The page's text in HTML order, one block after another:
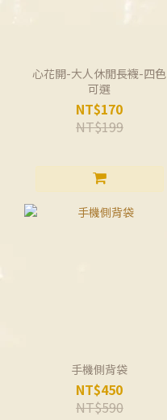
心花開-大人休閒長襪-四色
可選
NT$170
NT$199
手機側背袋
NT$450
NT$590